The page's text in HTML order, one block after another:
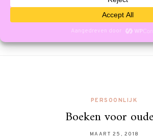
PERSOONLIJK
Boeken voor
MAART 25, 2018